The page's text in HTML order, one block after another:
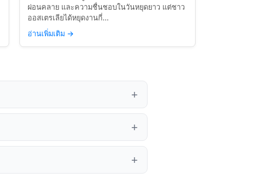
ผ่อนคลาย และความชื่นชอบในวันหยุดยาว แต่ชาว
ออสเตรเลียได้หยุดงานกี่...
อ่านเพิ่มเติม →